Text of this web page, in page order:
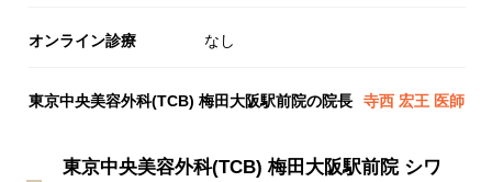
オンライン診療 なし
東京中央美容外科(TCB) 梅田大阪駅前院の院長 寺西 宏王 医師
東京中央美容外科(TCB) 梅田大阪駅前院 シワ